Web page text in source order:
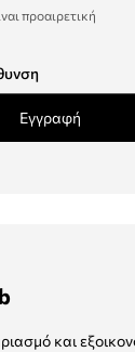
προαιρετική
Εγγραφή
και